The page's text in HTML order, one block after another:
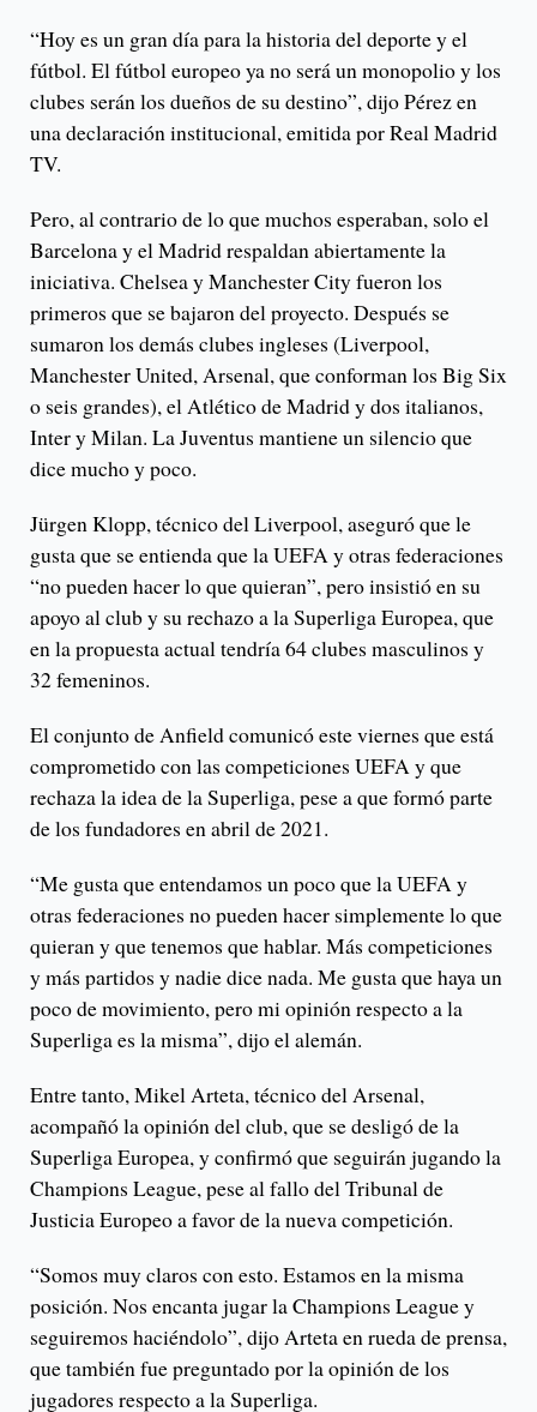
“Hoy es un gran día para la historia del deporte y el
fútbol. El fútbol europeo ya no será un monopolio y los
clubes serán los dueños de su destino”, dijo Pérez en
una declaración institucional, emitida por Real Madrid
TV.
Pero, al contrario de lo que muchos esperaban, solo el
Barcelona y el Madrid respaldan abiertamente la
iniciativa. Chelsea y Manchester City fueron los
primeros que se bajaron del proyecto. Después se
sumaron los demás clubes ingleses (Liverpool,
Manchester United, Arsenal, que conforman los Big Six
o seis grandes), el Atlético de Madrid y dos italianos,
Inter y Milan. La Juventus mantiene un silencio que
dice mucho y poco.
Jürgen Klopp, técnico del Liverpool, aseguró que le
gusta que se entienda que la UEFA y otras federaciones
“no pueden hacer lo que quieran”, pero insistió en su
apoyo al club y su rechazo a la Superliga Europea, que
en la propuesta actual tendría 64 clubes masculinos y
32 femeninos.
El conjunto de Anfield comunicó este viernes que está
comprometido con las competiciones UEFA y que
rechaza la idea de la Superliga, pese a que formó parte
de los fundadores en abril de 2021.
“Me gusta que entendamos un poco que la UEFA y
otras federaciones no pueden hacer simplemente lo que
quieran y que tenemos que hablar. Más competiciones
y más partidos y nadie dice nada. Me gusta que haya un
poco de movimiento, pero mi opinión respecto a la
Superliga es la misma”, dijo el alemán.
Entre tanto, Mikel Arteta, técnico del Arsenal,
acompañó la opinión del club, que se desligó de la
Superliga Europea, y confirmó que seguirán jugando la
Champions League, pese al fallo del Tribunal de
Justicia Europeo a favor de la nueva competición.
“Somos muy claros con esto. Estamos en la misma
posición. Nos encanta jugar la Champions League y
seguiremos haciéndolo”, dijo Arteta en rueda de prensa,
que también fue preguntado por la opinión de los
jugadores respecto a la Superliga.